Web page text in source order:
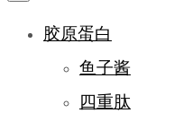
胶原蛋白
鱼子酱
四重肽